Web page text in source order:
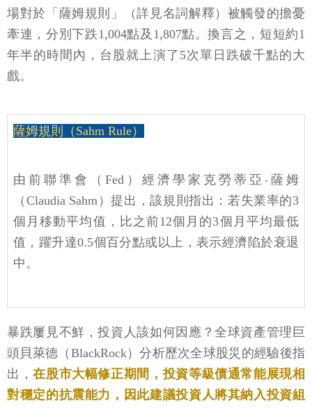
場對於「薩姆規則」（詳見名詞解釋）被觸發的擔憂
牽連，分別下跌1,004點及1,807點。換言之，短短約1
年半的時間內，台股就上演了5次單日跌破千點的大
戲。
薩姆規則（Sahm Rule）
由前聯準會（Fed）經濟學家克勞蒂亞‧薩姆
（Claudia Sahm）提出，該規則指出：若失業率的3
個月移動平均值，比之前12個月的3個月平均最低
值，躍升達0.5個百分點或以上，表示經濟陷於衰退
中。
暴跌屢見不鮮，投資人該如何因應？全球資產管理巨
頭貝萊德（BlackRock）分析歷次全球股災的經驗後指
出，在股市大幅修正期間，投資等級債通常能展現相
對穩定的抗震能力，因此建議投資人將其納入投資組